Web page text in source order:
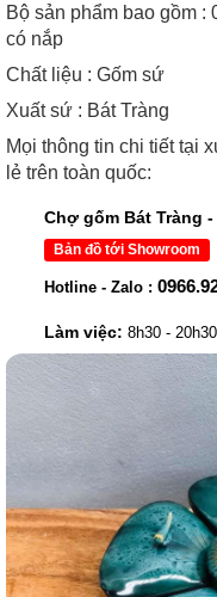
Bộ sản phẩm bao gồm :
có nắp
Chất liệu : Gốm sứ
Xuất sứ : Bát Tràng
Mọi thông tin chi tiết tại
lẻ trên toàn quốc:
Chợ gốm Bát Tràng -
Bản đồ tới Showroom
Hotline - Zalo :
Làm việc: 8h30 - 20h30,